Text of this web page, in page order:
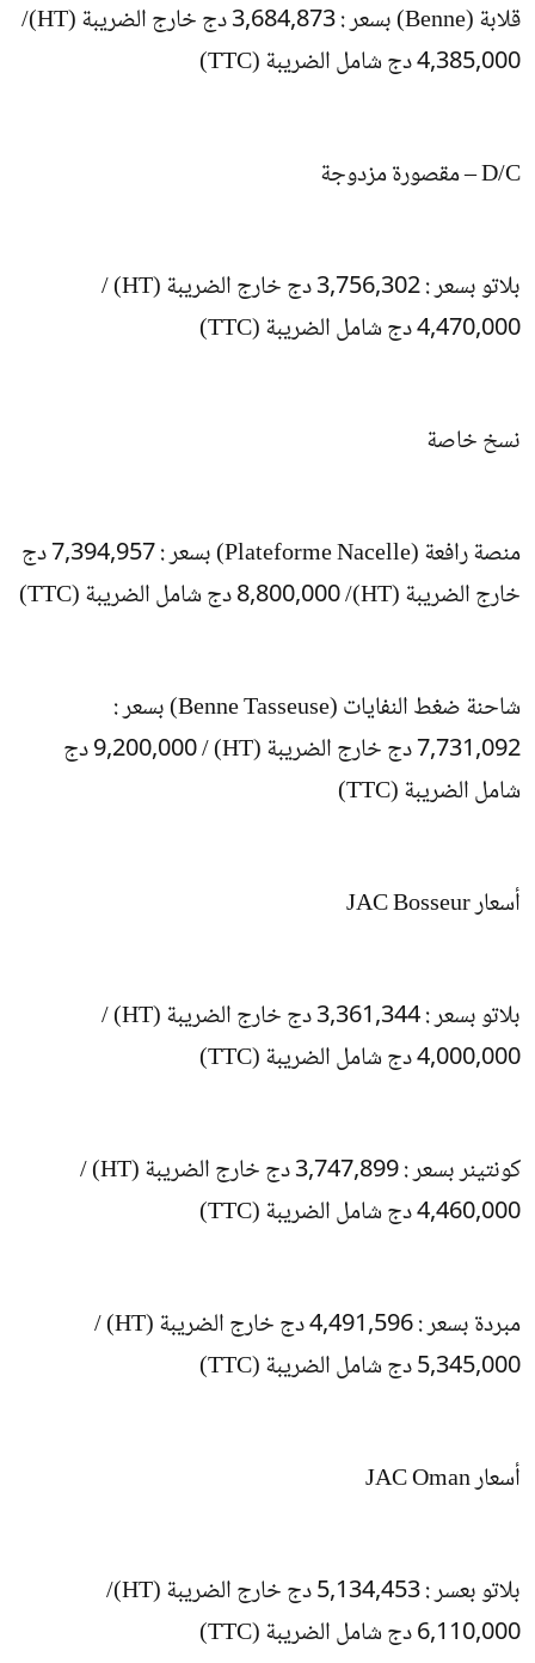
قلابة (Benne) بسعر : 3,684,873 دج خارج الضريبة (HT)/
4,385,000 دج شامل الضريبة (TTC)
D/C – مقصورة مزدوجة
بلاتو بسعر : 3,756,302 دج خارج الضريبة (HT) /
4,470,000 دج شامل الضريبة (TTC)
نسخ خاصة
منصة رافعة (Plateforme Nacelle) بسعر : 7,394,957 دج
خارج الضريبة (HT)/ 8,800,000 دج شامل الضريبة (TTC)
شاحنة ضغط النفايات (Benne Tasseuse) بسعر :
7,731,092 دج خارج الضريبة (HT) / 9,200,000 دج
شامل الضريبة (TTC)
أسعار JAC Bosseur
بلاتو بسعر : 3,361,344 دج خارج الضريبة (HT) /
4,000,000 دج شامل الضريبة (TTC)
كونتينر بسعر : 3,747,899 دج خارج الضريبة (HT) /
4,460,000 دج شامل الضريبة (TTC)
مبردة بسعر : 4,491,596 دج خارج الضريبة (HT) /
5,345,000 دج شامل الضريبة (TTC)
أسعار JAC Oman
بلاتو بعسر : 5,134,453 دج خارج الضريبة (HT)/
6,110,000 دج شامل الضريبة (TTC)